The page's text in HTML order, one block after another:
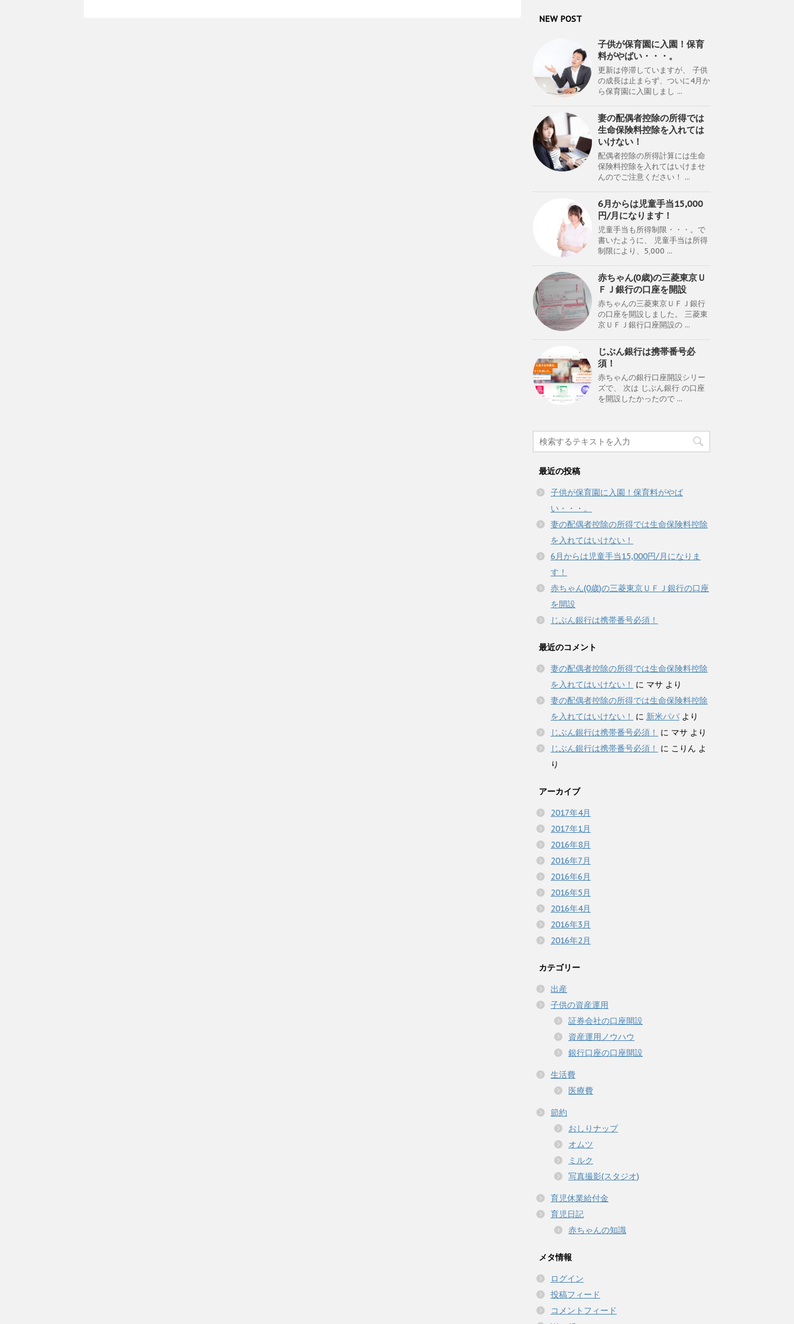
NEW POST
子供が保育園に入園！保育
料がやばい・・・。
更新は停滞していますが、 子供
の成長は止まらず、ついに4月か
ら保育園に入園しまし ...
妻の配偶者控除の所得では
生命保険料控除を入れては
いけない！
配偶者控除の所得計算には生命
保険料控除を入れてはいけませ
んのでご注意ください！ ...
6月からは児童手当15,000
円/月になります！
児童手当も所得制限・・・。で
書いたように、 児童手当は所得
制限により、5,000 ...
赤ちゃん(0歳)の三菱東京Ｕ
ＦＪ銀行の口座を開設
赤ちゃんの三菱東京ＵＦＪ銀行
の口座を開設しました。 三菱東
京ＵＦＪ銀行口座開設の ...
じぶん銀行は携帯番号必
須！
赤ちゃんの銀行口座開設シリー
ズで、 次は じぶん銀行 の口座
を開設したかったので ...
最近の投稿
子供が保育園に入園！保育料がやば
い・・・。
妻の配偶者控除の所得では生命保険料控除
を入れてはいけない！
6月からは児童手当15,000円/月になりま
す！
赤ちゃん(0歳)の三菱東京ＵＦＪ銀行の口座
を開設
じぶん銀行は携帯番号必須！
最近のコメント
妻の配偶者控除の所得では生命保険料控除
を入れてはいけない！
に マサ より
妻の配偶者控除の所得では生命保険料控除
を入れてはいけない！
に 新米パパ より
じぶん銀行は携帯番号必須！
に マサ より
じぶん銀行は携帯番号必須！
に こりん よ
り
アーカイブ
2017年4月
2017年1月
2016年8月
2016年7月
2016年6月
2016年5月
2016年4月
2016年3月
2016年2月
カテゴリー
出産
子供の資産運用
証券会社の口座開設
資産運用ノウハウ
銀行口座の口座開設
生活費
医療費
節約
おしりナップ
オムツ
ミルク
写真撮影(スタジオ)
育児休業給付金
育児日記
赤ちゃんの知識
メタ情報
ログイン
投稿フィード
コメントフィード